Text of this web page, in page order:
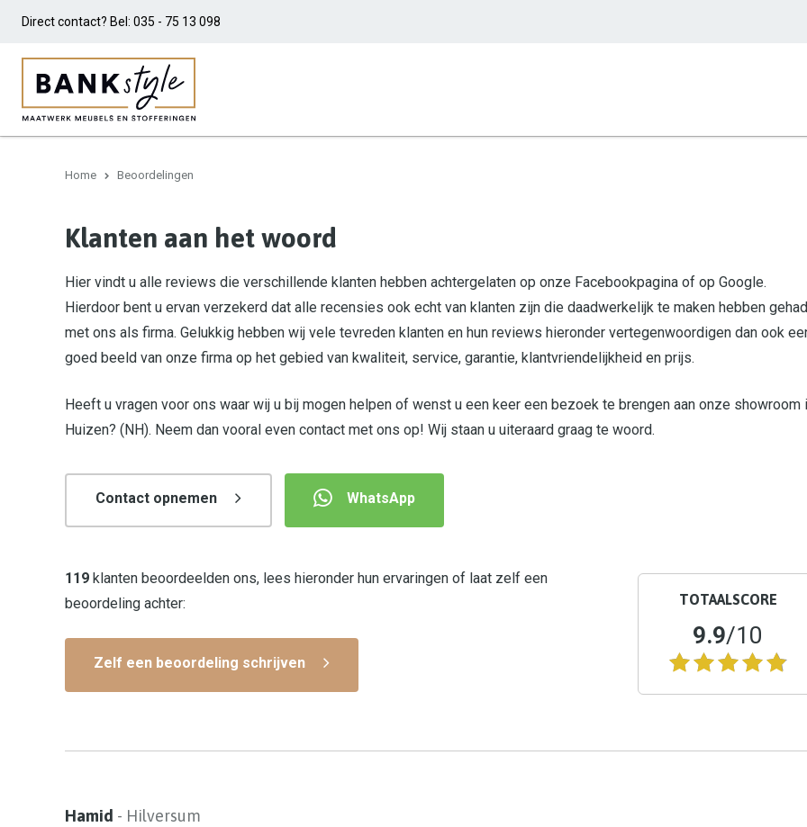
Direct contact? Bel: 035 - 75 13 098
Home Beoordelingen
Klanten aan het woord
Hier vindt u alle reviews die verschillende klanten hebben achtergelaten op onze Facebookpagina of op Google.
Hierdoor bent u ervan verzekerd dat alle recensies ook echt van klanten zijn die daadwerkelijk te maken hebben gehad
met ons als firma. Gelukkig hebben wij vele tevreden klanten en hun reviews hieronder vertegenwoordigen dan ook
goed beeld van onze firma op het gebied van kwaliteit, service, garantie, klantvriendelijkheid en prijs.
Heeft u vragen voor ons waar wij u bij mogen helpen of wenst u een keer een bezoek te brengen aan onze showroom
Huizen? (NH). Neem dan vooral even contact met ons op! Wij staan u uiteraard graag te woord.
Contact opnemen WhatsApp
119 klanten beoordeelden ons, lees hieronder hun ervaringen of laat zelf een
beoordeling achter:
Zelf een beoordeling schrijven
TOTAALSCORE
9.9/10
Hamid - Hilversum